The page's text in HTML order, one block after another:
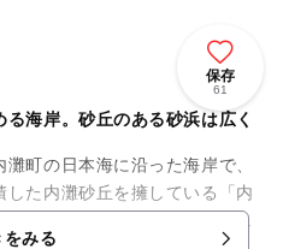
保存
61
海岸。砂丘のある砂浜は広く
町の日本海に沿った海岸で、
た内灘砂丘を擁している「内
とより、海浜植物やシロチド
をみる